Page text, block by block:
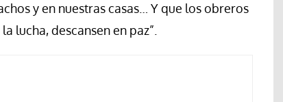
y en nuestras casas… Y que los obreros
lucha, descansen en paz”.